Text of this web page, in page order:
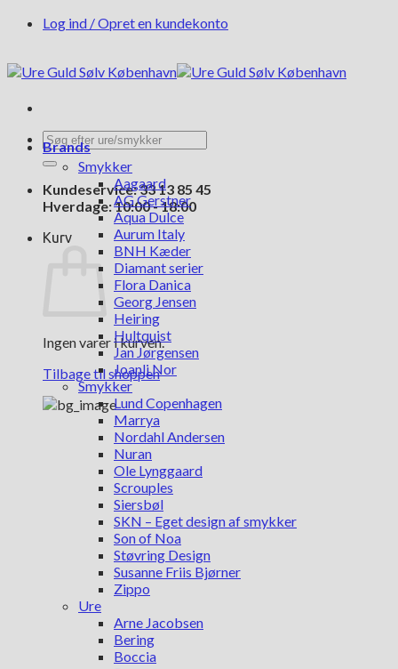
FortsætLog ind / Opret en kundekonto
Søg
efter:
Kundeservice: 33 13 85 45
Hverdage: 10:00 - 18:00
Kurv
Ingen varer i kurven.
Tilbage til shoppen
Brands
Smykker
Aagaard
AG Gerstner
Aqua Dulce
Aurum Italy
BNH Kæder
Diamant serier
Flora Danica
Georg Jensen
Heiring
Hultquist
Jan Jørgensen
Joanli Nor
Smykker
Lund Copenhagen
Marrya
Nordahl Andersen
Nuran
Ole Lynggaard
Scrouples
Siersbøl
SKN – Eget design af smykker
Son of Noa
Støvring Design
Susanne Friis Bjørner
Zippo
Ure
Arne Jacobsen
Bering
Boccia